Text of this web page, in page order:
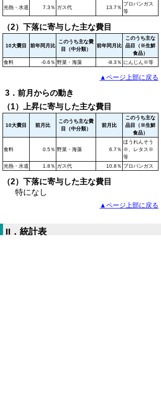
光熱・水道 7.3％ ガス代 13.7％
プロパンガス
等
（2）下落に寄与した主な費目
10大費目 前年同月比
このうち主な費
目（中分類）
前年同月比
このうち主な
品目（※生鮮
食品）
食料
-0.6％ 野菜・海藻 -8.3％ にんじん※等
▲ページ上部に戻る
3．前月からの動き
（1）上昇に寄与した主な費目
10大費目 前月比
このうち主な費
目（中分類）
前月比
このうち主な
品目（※生鮮
食品）
食料 0.5％ 野菜・海藻 6.7％
ほうれんそう
※、レタス※
等
光熱・水道
1.8％ ガス代 10.8％ プロパンガス
（2）下落に寄与した主な費目
特になし
▲ページ上部に戻る
II．統計表